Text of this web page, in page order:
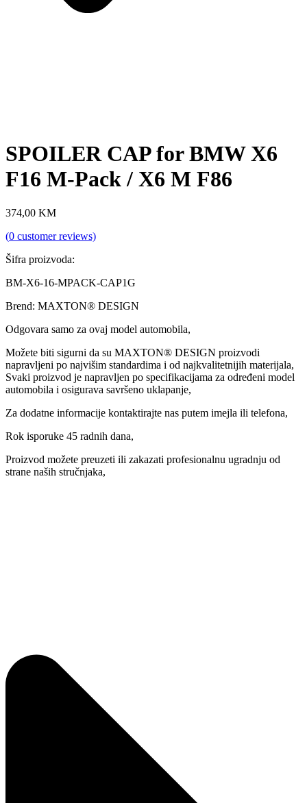
SPOILER CAP for BMW X6
F16 M-Pack / X6 M F86
374,00 KM
(0 customer reviews)
Šifra proizvoda:
BM-X6-16-MPACK-CAP1G
Brend: MAXTON® DESIGN
Odgovara samo za ovaj model automobila,
Možete biti sigurni da su MAXTON® DESIGN proizvodi
napravljeni po najvišim standardima i od najkvalitetnijih materijala,
Svaki proizvod je napravljen po specifikacijama za određeni model
automobila i osigurava savršeno uklapanje,
Za dodatne informacije kontaktirajte nas putem imejla ili telefona,
Rok isporuke 45 radnih dana,
Proizvod možete preuzeti ili zakazati profesionalnu ugradnju od
strane naših stručnjaka,